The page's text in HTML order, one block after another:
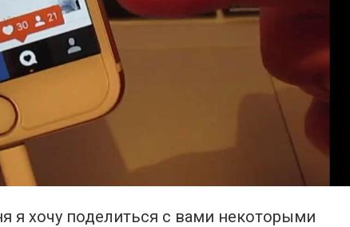
я хочу поделиться с вами некоторыми